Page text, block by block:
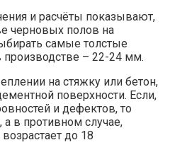
и расчёты показывают,
черновых полов на
самые толстые
– 22-24 мм.
на стяжку или бетон,
поверхности. Если,
и дефектов, то
в противном случае,
до 18